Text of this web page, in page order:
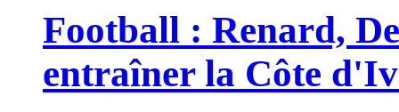
Football : Renard,
entraîner la Côte